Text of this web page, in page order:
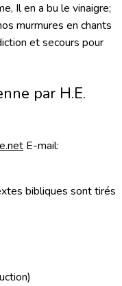
Il en a bu le vinaigre;
murmures en chants
et secours pour
par H.E.
E-mail:
bibliques sont tirés